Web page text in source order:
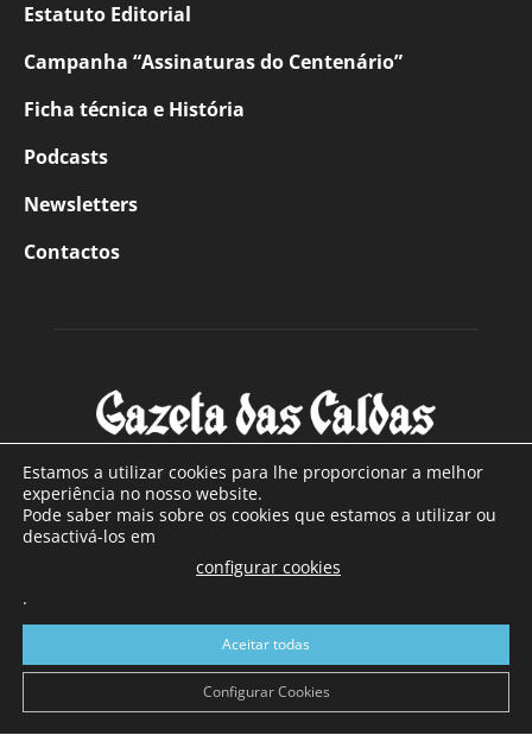
Estatuto Editorial
Campanha “Assinaturas do Centenário”
Ficha técnica e História
Podcasts
Newsletters
Contactos
SOBRE NÓS
Com sede nas Caldas da Rainha e mais de 90 anos de
a sul de distrito de Leiria, com mais de 40.000 leitores por
toda a região Oeste. Jornal com distribuição em Portugal
Continental e assinatura online.
Estamos a utilizar cookies para lhe proporcionar a melhor
experiência no nosso website.
Pode saber mais sobre os cookies que estamos a utilizar ou
desactivá-los em
configurar cookies
.
Aceitar todas
Configurar Cookies